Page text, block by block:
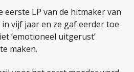
eerste LP van de hitmaker van
in vijf jaar en ze gaf eerder toe
’emotioneel uitgerust’
maken.